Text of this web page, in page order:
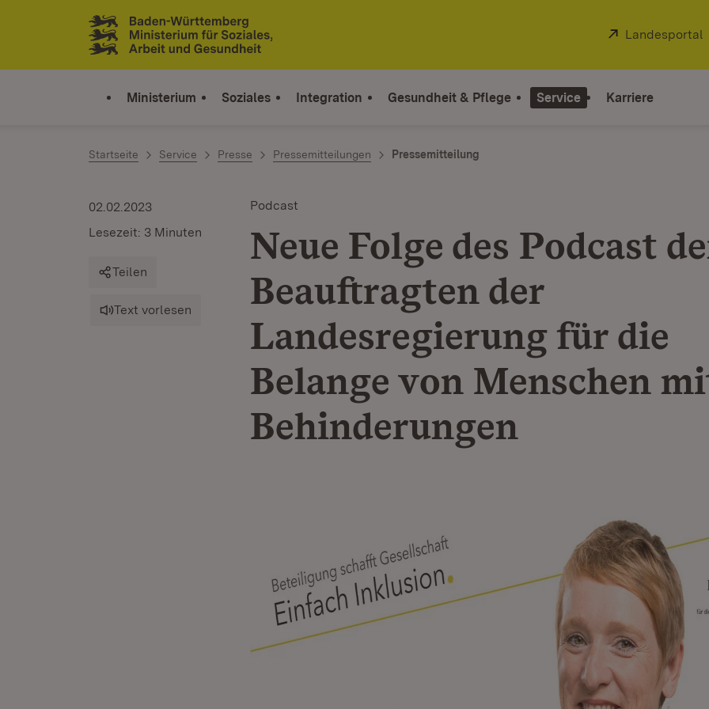
Zum Inhalt springen
Link zur Startseite
Extern:
Landesportal
Ministerium Soziales Integration Gesundheit & Pflege Service Karriere
Startseite Service Presse Pressemitteilungen Pressemitteilung
Podcast
Neue Folge des Podcast
Beauftragten der
Landesregierung für die
Belange von Menschen
Behinderungen
02.02.2023
Lesezeit: 3 Minuten
Teilen
Text vorlesen